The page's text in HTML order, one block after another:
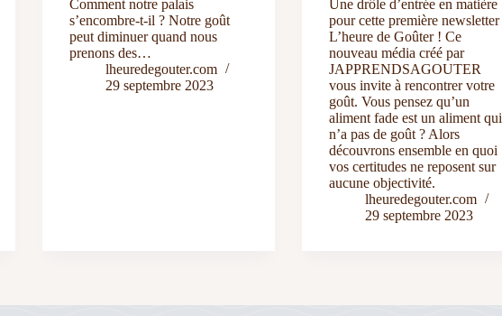
Comment notre palais
s’encombre-t-il ? Notre goût
peut diminuer quand nous
prenons des…
lheuredegouter.com
29 septembre 2023
Une drôle d’entrée en matière
pour cette première newsletter
L’heure de Goûter ! Ce
nouveau média créé par
JAPPRENDSAGOUTER
vous invite à rencontrer votre
goût. Vous pensez qu’un
aliment fade est un aliment qui
n’a pas de goût ? Alors
découvrons ensemble en quoi
vos certitudes ne reposent sur
aucune objectivité.
lheuredegouter.com
29 septembre 2023